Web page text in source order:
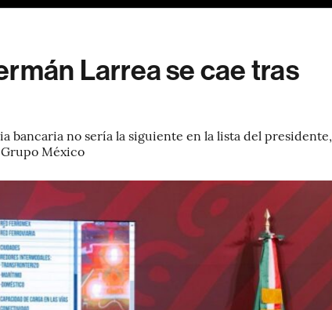
Larrea se cae tras
bancaria no sería la siguiente en la lista del presidente,
México